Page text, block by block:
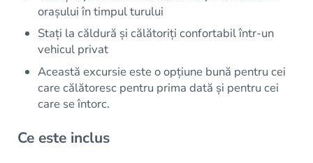
orașului în timpul turului
Stați la căldură și călătoriți confortabil într-un
vehicul privat
Această excursie este o opțiune bună pentru cei
care călătoresc pentru prima dată și pentru cei
care se întorc.
Ce este inclus